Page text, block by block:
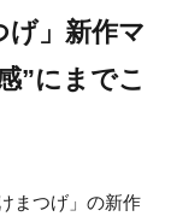
」新作マ
”にまでこ
まつげ」の新作